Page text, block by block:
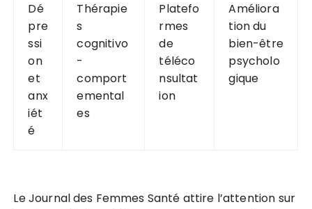
Dé
pre
ssi
on
et
anx
iét
é
Thérapie
s
cognitivo
-
comport
emental
es
Platefo
rmes
de
téléco
nsultat
ion
Améliora
tion du
bien-être
psycholo
gique
Le Journal des Femmes Santé attire l’attention sur